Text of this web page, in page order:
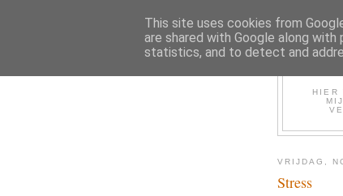
HIER
VRIJDAG,
Stress
This site uses cookies from
are shared with Google along
statistics, and to detect and